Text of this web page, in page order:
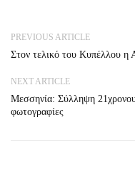
PREVIOUS ARTICLE
Στον τελικό του Κυπέλλου
NEXT ARTICLE
Μεσσηνία: Σύλληψη
φωτογραφίες